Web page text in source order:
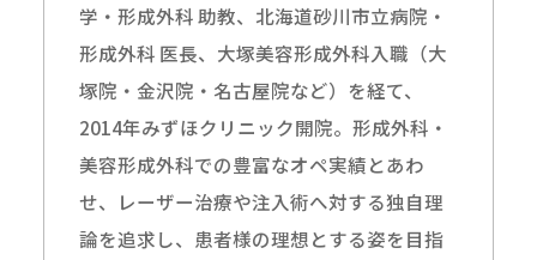
学・形成外科 助教、北海道砂川市立病院・
形成外科 医長、大塚美容形成外科入職（大
塚院・金沢院・名古屋院など）を経て、
2014年みずほクリニック開院。形成外科・
美容形成外科での豊富なオペ実績とあわ
せ、レーザー治療や注入術へ対する独自理
論を追求し、患者様の理想とする姿を目指